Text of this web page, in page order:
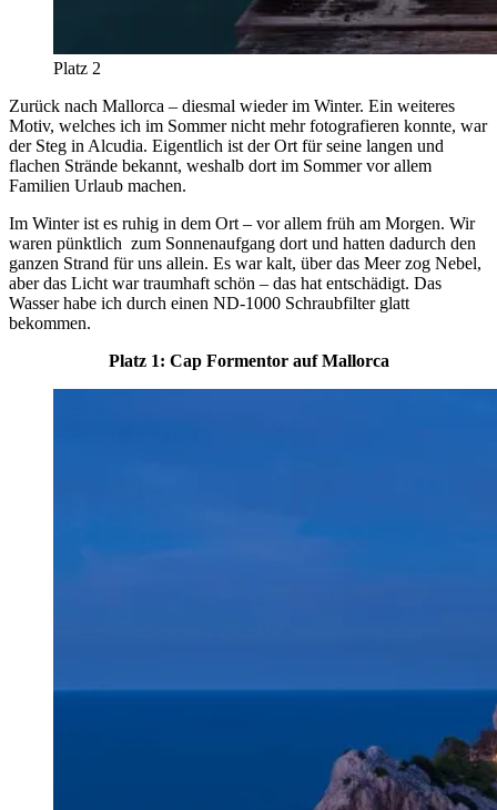
Platz 2
Zurück nach Mallorca – diesmal wieder im Winter. Ein weiteres
Motiv, welches ich im Sommer nicht mehr fotografieren konnte, war
der Steg in Alcudia. Eigentlich ist der Ort für seine langen und
flachen Strände bekannt, weshalb dort im Sommer vor allem
Familien Urlaub machen.
Im Winter ist es ruhig in dem Ort – vor allem früh am Morgen. Wir
waren pünktlich zum Sonnenaufgang dort und hatten dadurch den
ganzen Strand für uns allein. Es war kalt, über das Meer zog Nebel,
aber das Licht war traumhaft schön – das hat entschädigt. Das
Wasser habe ich durch einen ND-1000 Schraubfilter glatt
bekommen.
Platz 1: Cap Formentor auf Mallorca